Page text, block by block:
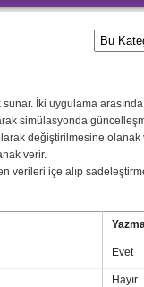
İki uygulama
simülasyonda
değiştirilmesine
verir.
verileri içe alıp
Evet
Hayır